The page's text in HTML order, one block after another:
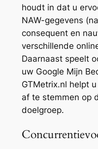
houdt in dat u
NAW-gegevens
consequent en
verschillende
Daarnaast speelt
uw Google Mijn
GTMetrix.nl helpt
af te stemmen op
doelgroep.